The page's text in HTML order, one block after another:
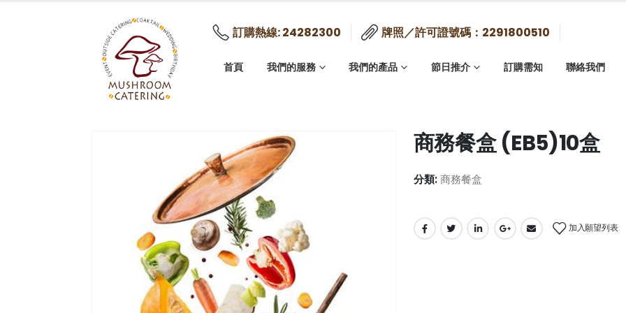
訂購熱線: 24282300 牌照／許可證號碼：2291800510
首頁 我們的服務 我們的產品 節日推介 訂購需知 聯絡我們
商務餐盒 (EB5)10盒
分類:商務餐盒
加入願望列表